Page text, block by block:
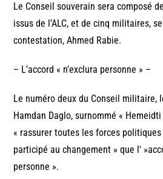
Le Conseil souverain sera composé
issus de l’ALC, et de cinq militaires,
contestation, Ahmed Rabie.
– L’accord « n’exclura personne » –
Le numéro deux du Conseil militaire,
Hamdan Daglo, surnommé «
« rassurer toutes les forces
participé au changement » que l'
personne ».